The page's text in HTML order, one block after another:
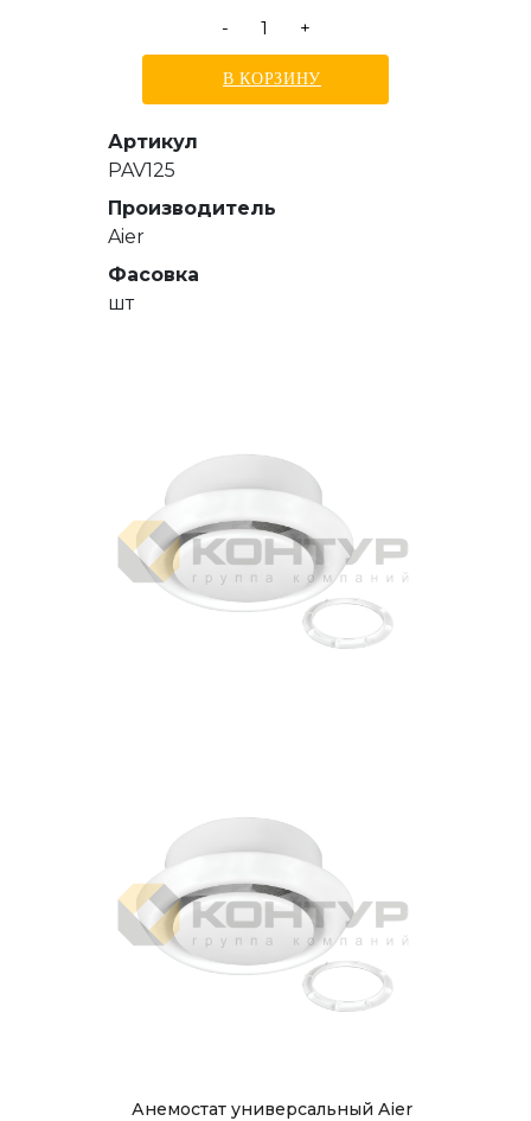
-
+
В КОРЗИНУ
Артикул
PAV125
Производитель
Aier
Фасовка
шт
Анемостат универсальный Aier